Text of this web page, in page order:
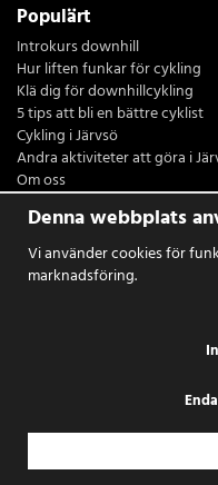
Populärt
Introkurs downhill
Hur liften funkar för cykling
Klä dig för downhillcykling
5 tips att bli en bättre cyklist
Cykling i Järvsö
Andra aktiviteter att göra i
Om oss
Logga in
Drift &
Denna webbplats
Vi använder cookies för
marknadsföring.